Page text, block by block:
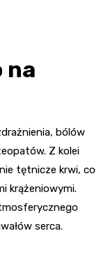
na
bólów
Z kolei
tętnicze krwi, co
krążeniowymi.
serca.